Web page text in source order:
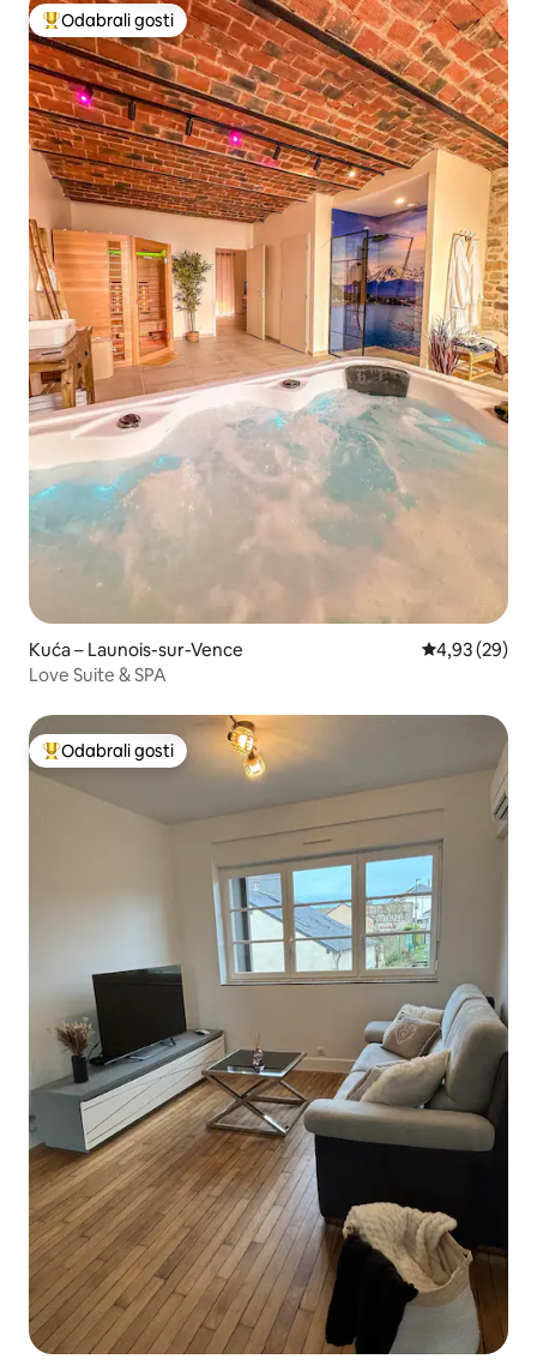
Među najviše rangiranima s oznakom „Odabrali gosti”
Odabrali gosti
Kuća – Launois-sur-Vence Prosječna
4,93 (29)
Love Suite & SPA
Među najviše rangiranima s oznakom „Odabrali gosti”
Odabrali gosti